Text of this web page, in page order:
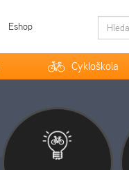
Eshop
Cykloškola